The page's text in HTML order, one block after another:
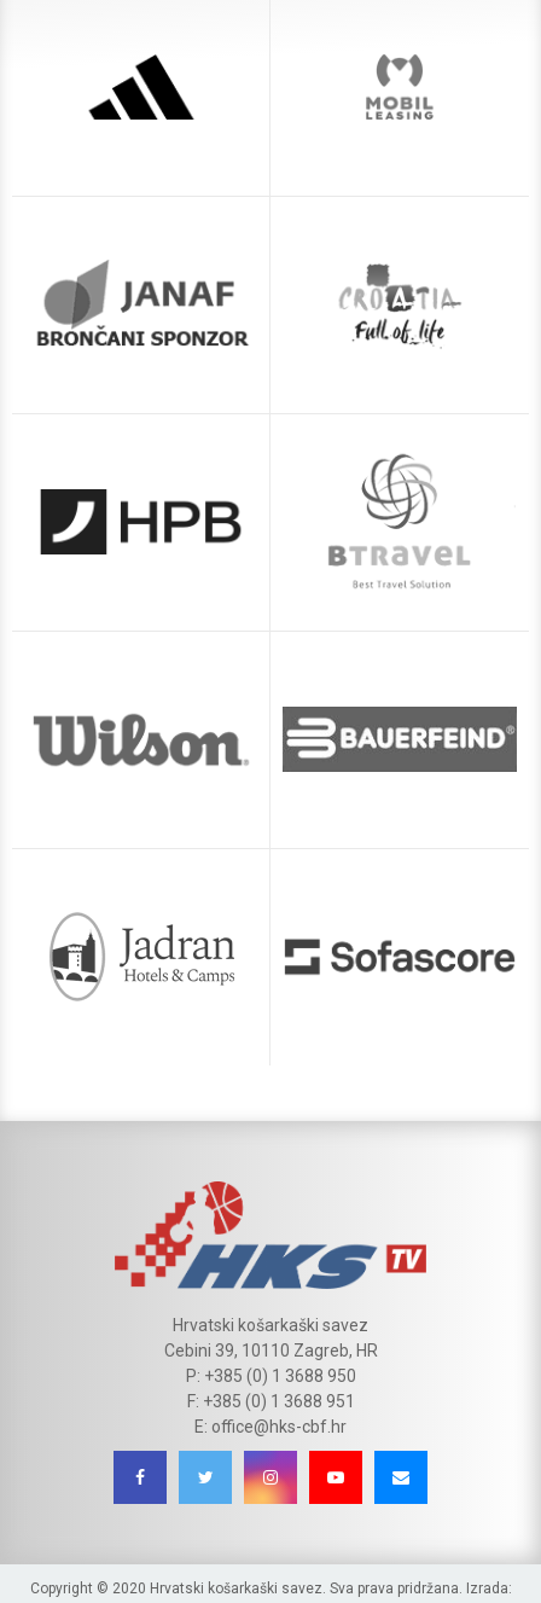
Hrvatski košarkaški savez
Cebini 39, 10110 Zagreb, HR
P: +385 (0) 1 3688 950
F: +385 (0) 1 3688 951
E: office@hks-cbf.hr
Copyright © 2020 Hrvatski košarkaški savez. Sva prava pridržana. Izrada: